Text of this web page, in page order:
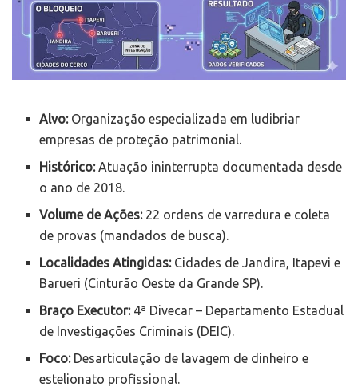
Alvo:Organização especializada em ludibriar
empresas de proteção patrimonial.
Histórico:Atuação ininterrupta documentada desde
o ano de 2018.
Volume de Ações:22 ordens de varredura e coleta
de provas (mandados de busca).
Localidades Atingidas:Cidades de Jandira, Itapevi e
Barueri (Cinturão Oeste da Grande SP).
Braço Executor:4ª Divecar – Departamento Estadual
de Investigações Criminais (DEIC).
Foco:Desarticulação de lavagem de dinheiro e
estelionato profissional.